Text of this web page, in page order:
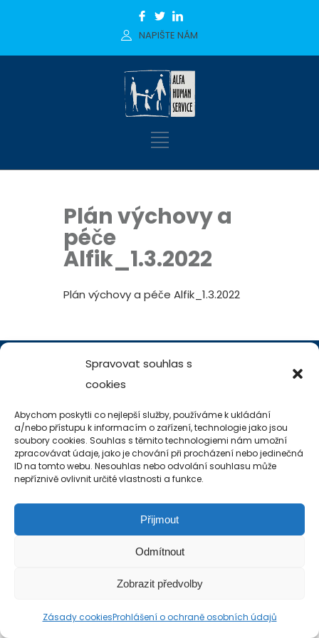
Spravovat souhlas s
cookies
Abychom poskytli co nejlepší služby, používáme k ukládání
a/nebo přístupu k informacím o zařízení, technologie jako jsou
soubory cookies. Souhlas s těmito technologiemi nám umožní
zpracovávat údaje, jako je chování při procházení nebo jedinečná
ID na tomto webu. Nesouhlas nebo odvolání souhlasu může
nepříznivě ovlivnit určité vlastnosti a funkce.
Přijmout
Odmítnout
Zobrazit předvolby
Zásady cookiesProhlášení o ochraně osobních údajů
NAPIŠTE NÁM
Plán výchovy a
péče
Alfik_1.3.2022
Plán výchovy a péče Alfik_1.3.2022
Copyright 2019-2026 Alfa Human Service
/ TM Servis - the technical motion s.r.o.